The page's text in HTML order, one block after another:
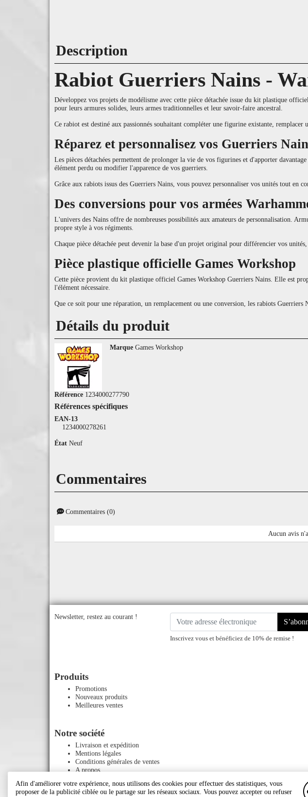
Description
Rabiot Guerriers Nains -
Développez vos projets de modélisme avec cette pièce détachée issue du kit plastique
pour leurs armures solides, leurs armes traditionnelles et leur savoir-faire ancestral.
Ce rabiot est destiné aux passionnés souhaitant compléter une figurine existante,
Réparez et personnalisez vos Guerriers
Les pièces détachées permettent de prolonger la vie de vos figurines et d'apporter
élément perdu ou modifier l'apparence de vos guerriers.
Grâce aux rabiots issus des Guerriers Nains, vous pouvez personnaliser vos unités tout en
Des conversions pour vos armées
L'univers des Nains offre de nombreuses possibilités aux amateurs de personnalisation.
propre style à vos régiments.
Chaque pièce détachée peut devenir la base d'un projet original pour différencier vos
Pièce plastique officielle Games Workshop
Cette pièce provient du kit plastique officiel Games Workshop Guerriers Nains. Elle est
l'élément nécessaire.
Que ce soit pour une réparation, un remplacement ou une conversion, les rabiots
Détails du produit
Marque Games Workshop
Référence 1234000277790
Références spécifiques
EAN-13
1234000278261
État Neuf
Commentaires
Commentaires (0)
Aucun avis
Newsletter, restez au courant !
Inscrivez vous et bénéficiez de 10% de remise !
Produits
Promotions
Nouveaux produits
Meilleures ventes
Notre société
Livraison et expédition
Mentions légales
Conditions générales de ventes
A propos
Contactez-nous
Plan du site
Afin d'améliorer votre expérience, nous utilisons des cookies pour effectuer des statistiques, vous
proposer de la publicité ciblée ou le partage sur les réseaux sociaux. Vous pouvez accepter ou refuser